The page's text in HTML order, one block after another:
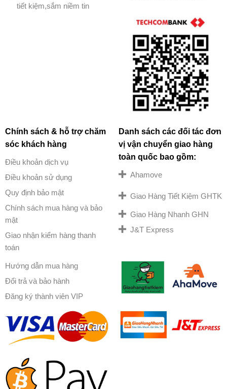
tiết kiệm,sắm niềm tin
Chính sách & hỗ trợ chăm
sóc khách hàng
Điều khoản dịch vụ
Điều khoản sử dụng
Quy định bảo mật
Chính sách mua hàng và bảo
mật
Giao nhận kiểm hàng thanh
toán
Hướng dẫn mua hàng
Đổi trả và bảo hành
Đăng ký thành viên VIP
Danh sách các đối tác đơn
vị vận chuyển giao hàng
toàn quốc bao gồm:
Ahamove
Giao Hàng Tiết Kiệm GHTK
Giao Hàng Nhanh GHN
J&T Express